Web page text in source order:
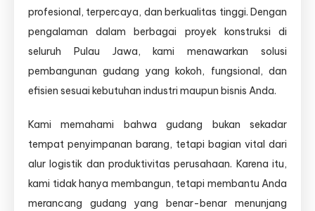
profesional, terpercaya, dan berkualitas tinggi. Dengan
pengalaman dalam berbagai proyek konstruksi di
seluruh Pulau Jawa, kami menawarkan solusi
pembangunan gudang yang kokoh, fungsional, dan
efisien sesuai kebutuhan industri maupun bisnis Anda.
Kami memahami bahwa gudang bukan sekadar
tempat penyimpanan barang, tetapi bagian vital dari
alur logistik dan produktivitas perusahaan. Karena itu,
kami tidak hanya membangun, tetapi membantu Anda
merancang gudang yang benar-benar menunjang